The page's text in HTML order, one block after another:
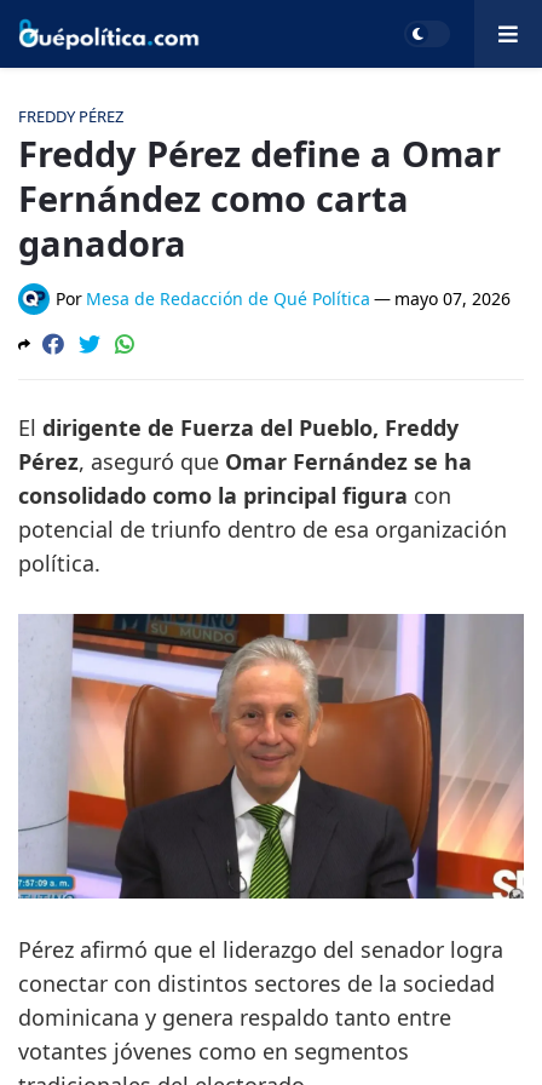
FREDDY PÉREZ
Freddy Pérez define a Omar
Fernández como carta
ganadora
Por Mesa de Redacción de Qué Política — mayo 07, 2026
El dirigente de Fuerza del Pueblo, Freddy
Pérez, aseguró que Omar Fernández se ha
consolidado como la principal figura con
potencial de triunfo dentro de esa organización
política.
Pérez afirmó que el liderazgo del senador logra
conectar con distintos sectores de la sociedad
dominicana y genera respaldo tanto entre
votantes jóvenes como en segmentos